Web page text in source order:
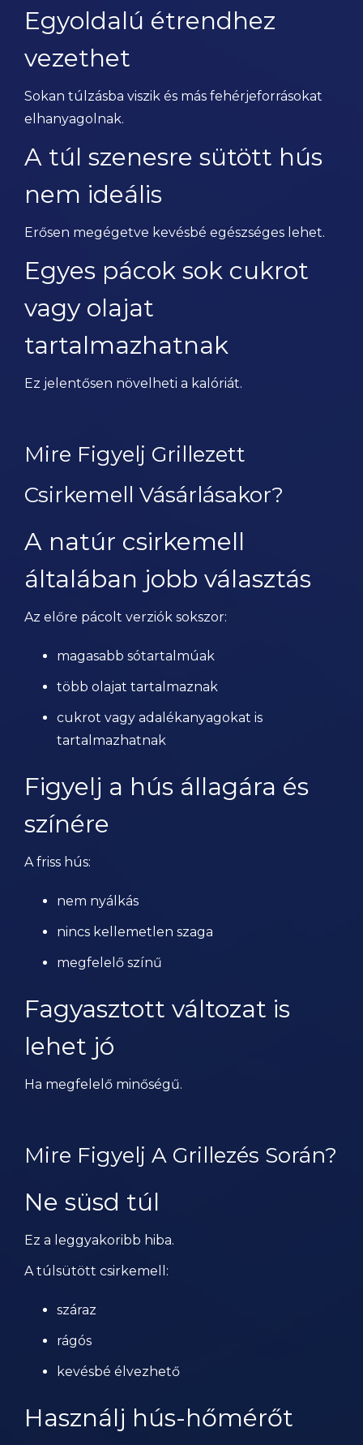
Egyoldalú étrendhez
vezethet
Sokan túlzásba viszik és más fehérjeforrásokat
elhanyagolnak.
A túl szenesre sütött hús
nem ideális
Erősen megégetve kevésbé egészséges lehet.
Egyes pácok sok cukrot
vagy olajat
tartalmazhatnak
Ez jelentősen növelheti a kalóriát.
Mire Figyelj Grillezett
Csirkemell Vásárlásakor?
A natúr csirkemell
általában jobb választás
Az előre pácolt verziók sokszor:
magasabb sótartalmúak
több olajat tartalmaznak
cukrot vagy adalékanyagokat is
tartalmazhatnak
Figyelj a hús állagára és
színére
A friss hús:
nem nyálkás
nincs kellemetlen szaga
megfelelő színű
Fagyasztott változat is
lehet jó
Ha megfelelő minőségű.
Mire Figyelj A Grillezés Során?
Ne süsd túl
Ez a leggyakoribb hiba.
A túlsütött csirkemell:
száraz
rágós
kevésbé élvezhető
Használj hús-hőmérőt